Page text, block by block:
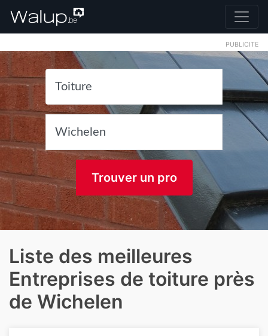
PUBLICITE
Trouver un pro
Liste des meilleures
Entreprises de toiture près
de Wichelen